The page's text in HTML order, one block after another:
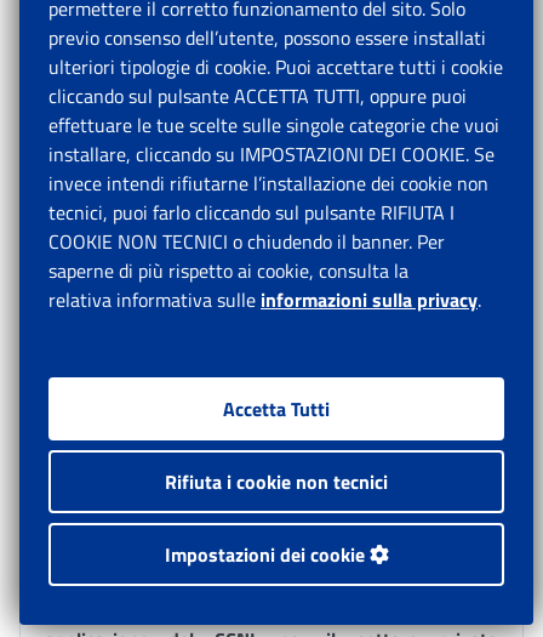
legge 26 luglio 1984, n. 413, e dal regio decreto-legge
23 settembre 1937, n. 1918, convertito, con
modificazioni, dalla legge 24 aprile 1938, n. 831,
nonché gli interventi di sostegno al reddito erogati dal
Fondo di solidarietà bilaterale del settore marittimo -
Solimare.
Ricorrendo, quindi, l’obbligo di versamento dei
contributi assicurativi e previdenziali, le imprese di
navigazione interessate possono beneficiare
dell’esonero contributivo così come disposto
ai periodi di imbarco svolti a bordo delle navi annotate
nell’elenco istituito ai sensi del D.M. n. 300/2023 - in
conformità agli orientamenti comunitari in materia di
aiuti di Stato ai trasporti marittimi di cui al punto 3.2
della Comunicazione C(2004)43 della Commissione
europea.
permettere il corretto funzionamento del sito. Solo
previo consenso dell’utente, possono essere installati
ulteriori tipologie di cookie. Puoi accettare tutti i cookie
cliccando sul pulsante ACCETTA TUTTI, oppure puoi
effettuare le tue scelte sulle singole categorie che vuoi
installare, cliccando su IMPOSTAZIONI DEI COOKIE. Se
invece intendi rifiutarne l’installazione dei cookie non
tecnici, puoi farlo cliccando sul pulsante RIFIUTA I
COOKIE NON TECNICI o chiudendo il banner. Per
saperne di più rispetto ai cookie, consulta la
relativa informativa sulle informazioni sulla privacy.
Accetta Tutti
Rifiuta i cookie non tecnici
Impostazioni dei cookie